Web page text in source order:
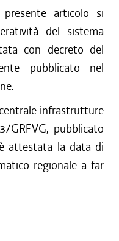
articolo si
del sistema
con decreto del
pubblicato nel
infrastrutture
pubblicato
attestata la data di
regionale a far